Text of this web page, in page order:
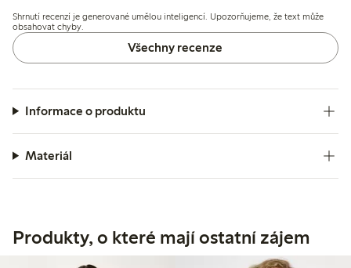
po delším nošení dráždí.
Shrnutí recenzí je generované umělou inteligencí. Upozorňujeme, že text může
obsahovat chyby.
Všechny recenze
Informace o produktu
Materiál
Produkty, o které mají ostatní zájem